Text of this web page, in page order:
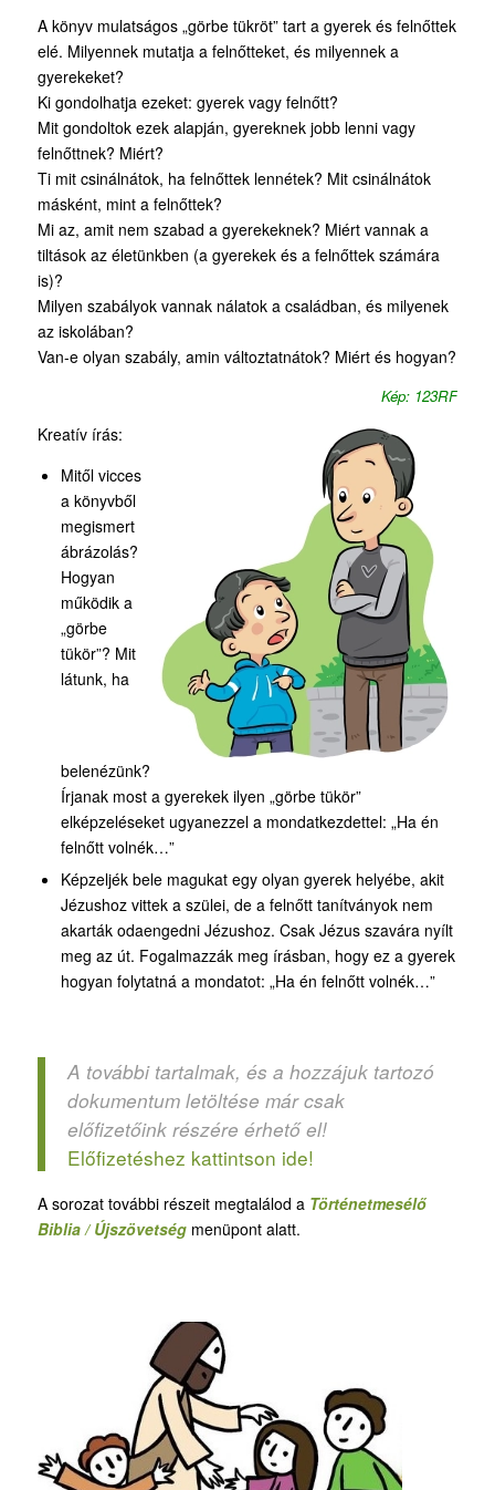
A könyv mulatságos „görbe tükröt” tart a gyerek és felnőttek
elé. Milyennek mutatja a felnőtteket, és milyennek a
gyerekeket?
Ki gondolhatja ezeket: gyerek vagy felnőtt?
Mit gondoltok ezek alapján, gyereknek jobb lenni vagy
felnőttnek? Miért?
Ti mit csinálnátok, ha felnőttek lennétek? Mit csinálnátok
másként, mint a felnőttek?
Mi az, amit nem szabad a gyerekeknek? Miért vannak a
tiltások az életünkben (a gyerekek és a felnőttek számára
is)?
Milyen szabályok vannak nálatok a családban, és milyenek
az iskolában?
Van-e olyan szabály, amin változtatnátok? Miért és hogyan?
Kép: 123RF
Kreatív írás:
Mitől vicces
a könyvből
megismert
ábrázolás?
Hogyan
működik a
„görbe
tükör”? Mit
látunk, ha
belenézünk?
Írjanak most a gyerekek ilyen „görbe tükör”
elképzeléseket ugyanezzel a mondatkezdettel: „Ha én
felnőtt volnék…”
Képzeljék bele magukat egy olyan gyerek helyébe, akit
Jézushoz vittek a szülei, de a felnőtt tanítványok nem
akarták odaengedni Jézushoz. Csak Jézus szavára nyílt
meg az út. Fogalmazzák meg írásban, hogy ez a gyerek
hogyan folytatná a mondatot: „Ha én felnőtt volnék…”
A további tartalmak, és a hozzájuk tartozó
dokumentum letöltése már csak
előfizetőink részére érhető el!
Előfizetéshez kattintson ide!
A sorozat további részeit megtalálod a Történetmesélő
Biblia / Újszövetségmenüpont alatt.